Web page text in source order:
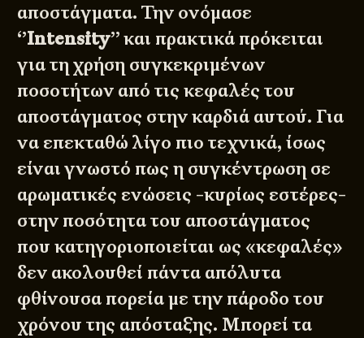
αποστάγματα. Την ονόμασε
‘’Intensity’’ και πρακτικά πρόκειται
για τη χρήση συγκεκριμένων
ποσοτήτων από τις κεφαλές του
αποστάγματος στην καρδιά αυτού. Για
να επεκταθώ λίγο πιο τεχνικά, ίσως
είναι γνωστό πως η συγκέντρωση σε
αρωματικές ενώσεις -κυρίως εστέρες-
στην ποσότητα του αποστάγματος
που κατηγοριοποιείται ως «κεφαλές»
δεν ακολουθεί πάντα απόλυτα
φθίνουσα πορεία με την πάροδο του
χρόνου της απόσταξης. Μπορεί τα